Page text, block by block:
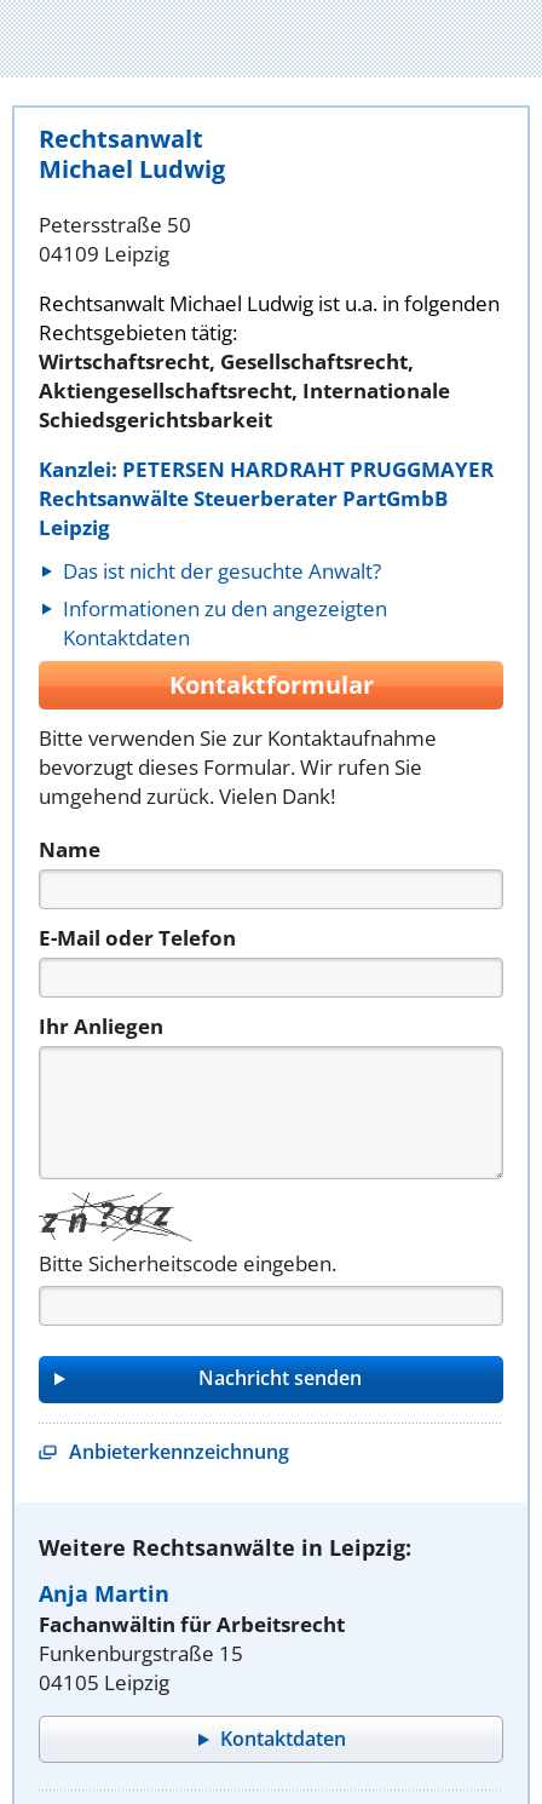
Rechtsanwalt
Michael Ludwig
Petersstraße 50
04109 Leipzig
Rechtsanwalt Michael Ludwig ist u.a. in folgenden
Rechtsgebieten tätig:
Wirtschaftsrecht, Gesellschaftsrecht,
Aktiengesellschaftsrecht, Internationale
Schiedsgerichtsbarkeit
Kanzlei: PETERSEN HARDRAHT PRUGGMAYER
Rechtsanwälte Steuerberater PartGmbB
Leipzig
Das ist nicht der gesuchte Anwalt?
Informationen zu den angezeigten
Kontaktdaten
Kontaktformular
Bitte verwenden Sie zur Kontaktaufnahme
bevorzugt dieses Formular. Wir rufen Sie
umgehend zurück. Vielen Dank!
Name
E-Mail oder Telefon
Ihr Anliegen
Bitte Sicherheitscode eingeben.
Anbieterkennzeichnung
Weitere Rechtsanwälte in Leipzig:
Anja Martin
Fachanwältin für Arbeitsrecht
Funkenburgstraße 15
04105 Leipzig
Kontaktdaten